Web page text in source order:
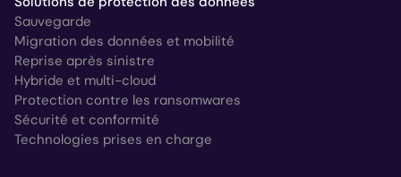
Sauvegarde
Migration des données et mobilité
Reprise après sinistre
Hybride et multi-cloud
Protection contre les ransomwares
Sécurité et conformité
Technologies prises en charge